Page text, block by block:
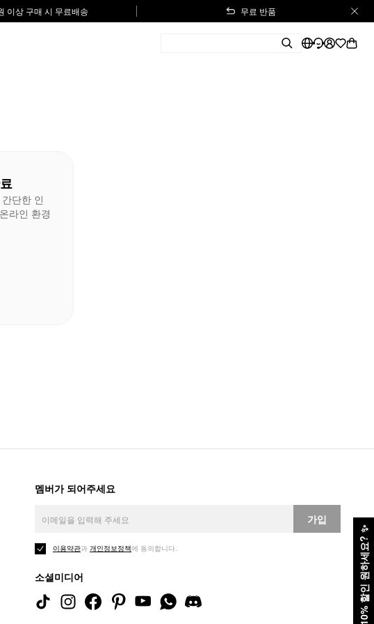
이상 구매 시 무료배송 무료 반품
10% 할인 원하세요?
✨
단한 인
라인 환경
멤버가 되어주세요
가입
이용약관과 개인정보정책에 동의합니다.
소셜미디어